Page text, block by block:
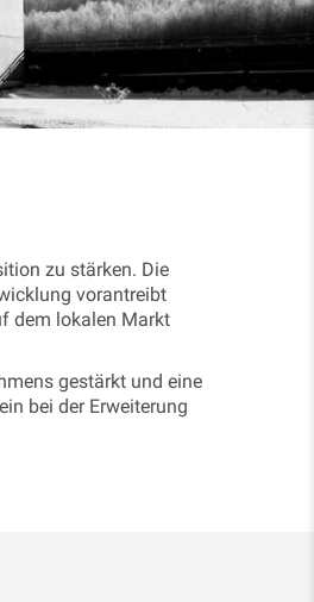
zu stärken. Die
vorantreibt
dem lokalen Markt
gestärkt und eine
bei der Erweiterung